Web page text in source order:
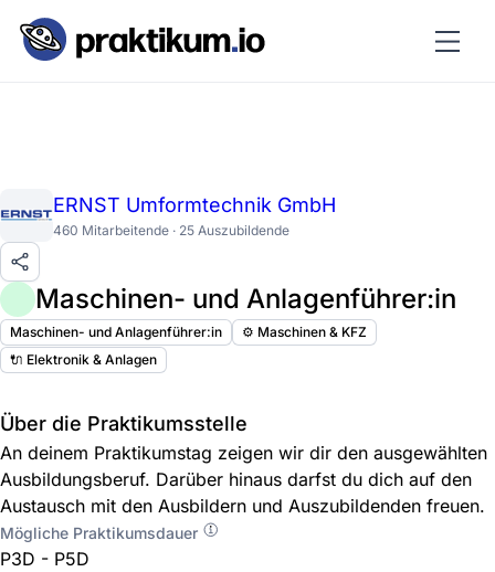
ERNST Umformtechnik GmbH
460 Mitarbeitende · 25 Auszubildende
Maschinen- und Anlagenführer:in
Maschinen- und Anlagenführer:in
⚙️ Maschinen & KFZ
🔌 Elektronik & Anlagen
Über die Praktikumsstelle
An deinem Praktikumstag zeigen wir dir den ausgewählten
Ausbildungsberuf. Darüber hinaus darfst du dich auf den
Austausch mit den Ausbildern und Auszubildenden freuen.
Mögliche Praktikumsdauer
P3D - P5D